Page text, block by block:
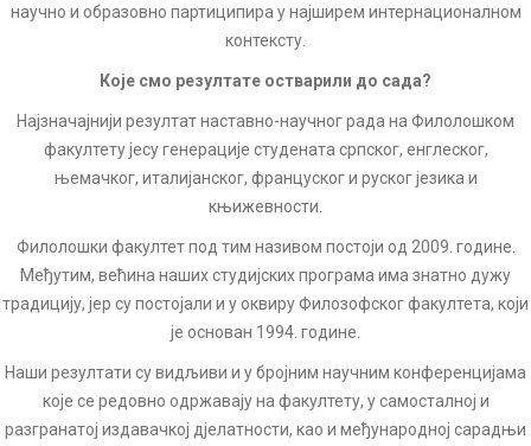
научно и образовно партиципира у најширем интернационалном
контексту.
Које смо резултате остварили до сада?
Најзначајнији резултат наставно-научног рада на Филолошком
факултету јесу генерације студената српског, енглеског,
њемачког, италијанског, француског и руског језика и
књижевности.
Филолошки факултет под тим називом постоји од 2009. године.
Међутим, већина наших студијских програма има знатно дужу
традицију, јер су постојали и у оквиру Филозофског факултета, који
је основан 1994. године.
Наши резултати су видљиви и у бројним научним конференцијама
које се редовно одржавају на факултету, у самосталној и
разгранатој издавачкој дјелатности, као и међународној сарадњи